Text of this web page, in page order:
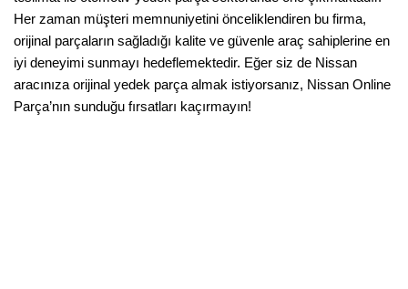
Her zaman müşteri memnuniyetini önceliklendiren bu firma,
orijinal parçaların sağladığı kalite ve güvenle araç sahiplerine en
iyi deneyimi sunmayı hedeflemektedir. Eğer siz de Nissan
aracınıza orijinal yedek parça almak istiyorsanız, Nissan Online
Parça’nın sunduğu fırsatları kaçırmayın!